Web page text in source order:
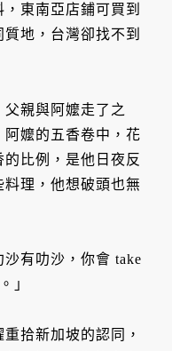
東南亞店鋪可買到
地，台灣卻找不到
親與阿嬤走了之
嬤的五香卷中，花
比例，是他日夜反
理，他想破頭也無
沙有叻沙，你會 take
」
拾新加坡的認同，